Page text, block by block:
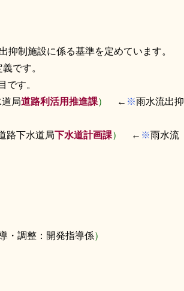
抑制施設に係る基準を定めています。
です。
です。
局道路利活用推進課） ← ※雨水流出抑
路下水道局下水道計画課） ← ※雨水流
・調整：開発指導係）